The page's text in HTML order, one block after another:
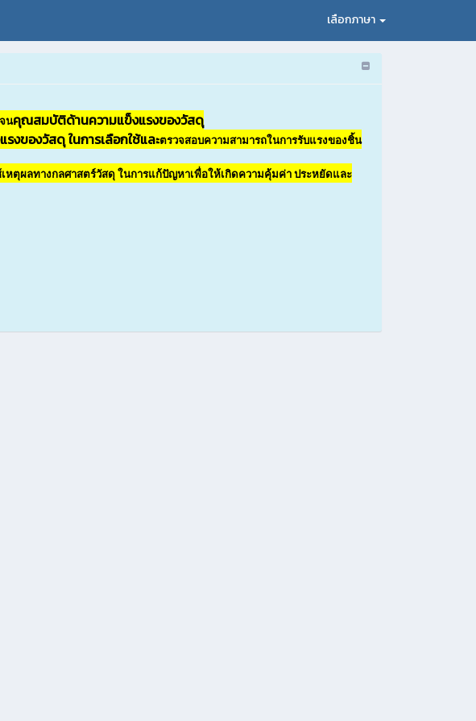
เลือกภาษา
นคุณสมบัติด้านความแข็งแรงของวัสดุ
งของวัสดุ ในการเลือกใช้และตรวจสอบความสามารถในการรับแรงของชิ้น
หตุผลทางกลศาสตร์วัสดุ ในการแก้ปัญหาเพื่อให้เกิดความคุ้มค่า ประหยัดและ